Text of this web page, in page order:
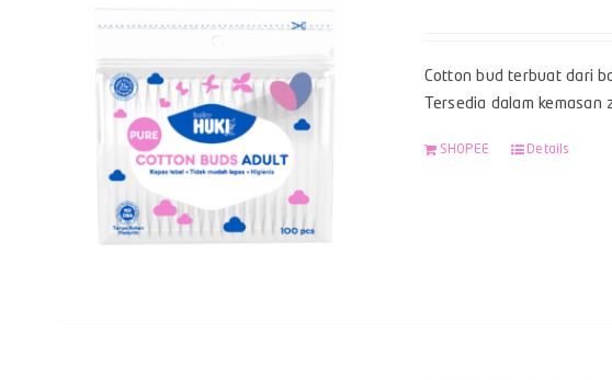
Cotton bud terbuat dari
Tersedia dalam
SHOPEE Details